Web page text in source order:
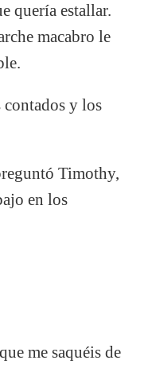
quería estallar.
macabro le
y los
Timothy,
en los
me saquéis de